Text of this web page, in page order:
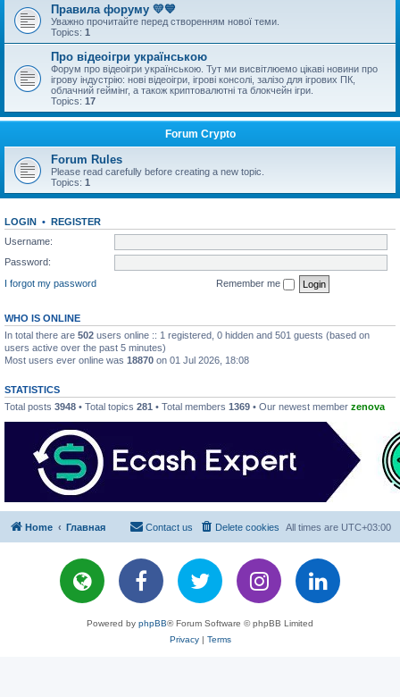
Правила форуму 💛💙
Уважно прочитайте перед створенням нової теми.
Topics: 1
Про відеоігри українською
Форум про відеоігри українською. Тут ми висвітлюемо цікаві новини про
ігрову індустрію: нові відеоігри, ігрові консолі, залізо для ігрових ПК,
облачний геймінг, а також криптовалютні та блокчейн ігри.
Topics: 17
Forum Crypto
Forum Rules
Please read carefully before creating a new topic.
Topics: 1
LOGIN • REGISTER
Username:
Password:
I forgot my password
Remember me
WHO IS ONLINE
In total there are 502 users online :: 1 registered, 0 hidden and 501 guests (based on
users active over the past 5 minutes)
Most users ever online was 18870 on 01 Jul 2026, 18:08
STATISTICS
Total posts 3948 • Total topics 281 • Total members 1369 • Our newest member zenova
Home Главная All times are UTC+03:00
Delete cookies
Contact us
Powered by phpBB® Forum Software © phpBB Limited
Privacy| Terms